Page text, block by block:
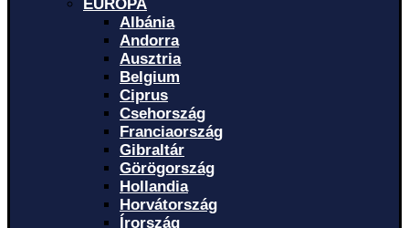
EURÓPA
Albánia
Andorra
Ausztria
Belgium
Ciprus
Csehország
Franciaország
Gibraltár
Görögország
Hollandia
Horvátország
Írország